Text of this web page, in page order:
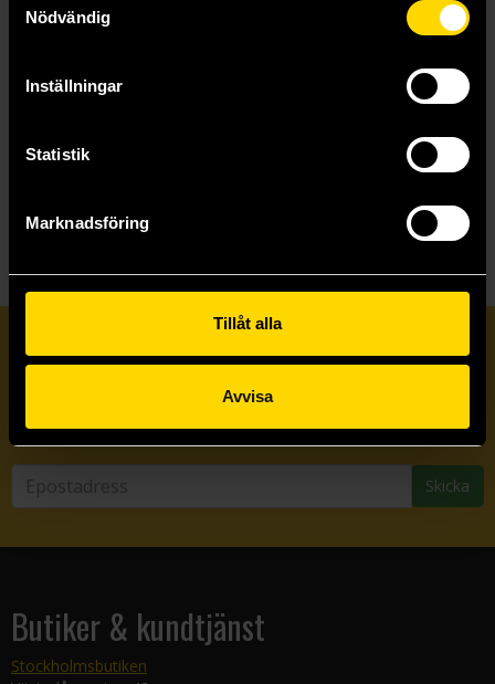
Nödvändig
Inställningar
Statistik
Marknadsföring
Tillåt alla
Avvisa
Singnsong
Prenumerera på vårt nyhetsbrev
Veckobrevet
Skicka
Butiker & kundtjänst
Stockholmsbutiken